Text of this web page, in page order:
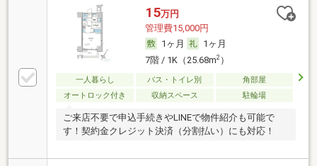
15万円
管理費15,000円
1ヶ月
1ヶ月
7階 / 1K（25.68m2）
一人暮らし バス・トイレ別
角部屋
オートロック付き
収納スペース 駐輪場
ご来店不要で申込手続きやLINEで物件紹介も可能で
す！契約金クレジット決済（分割払い）にも対応！